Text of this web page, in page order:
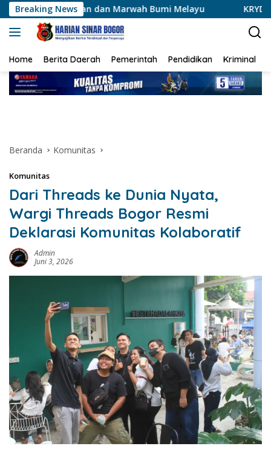
Langsung
ke
konten
Breaking News
dan Marwah Bumi Melayu KRYD Polres Kuansing
Home Berita Daerah Pemerintah Pendidikan Kriminal
Beranda Komunitas
Komunitas
Dari Threads ke Dunia Nyata,
Wargi Threads Bogor Resmi
Deklarasi Komunitas Kolaboratif
Admin
Juni 3, 2026